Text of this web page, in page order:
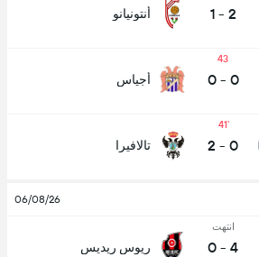
2
-
1 أنتونيانو
43
0
-
0 أجياس
41
0
-
2 تالافيرا
06/08/26
انتهت
4
-
0 ريوس ريديس